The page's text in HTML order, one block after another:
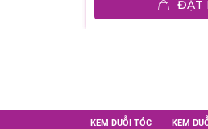
ĐẶT
KEM DUỖI TÓC KEM